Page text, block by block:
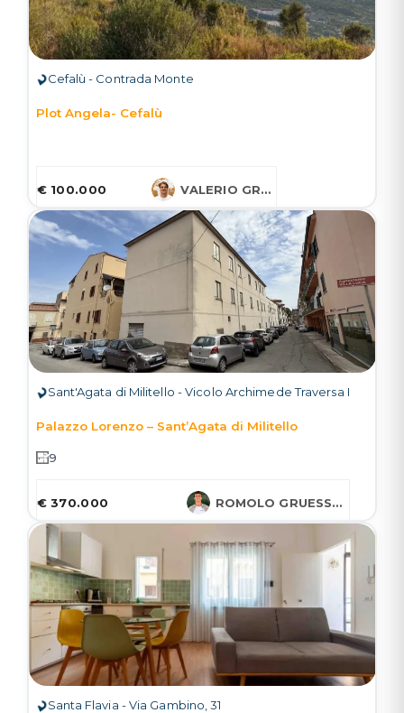
Cefalù - Contrada Monte
Plot Angela- Cefalù
€ 100.000 VALERIO GRUESSNER
Sant'Agata di Militello - Vicolo Archimede Traversa I
Palazzo Lorenzo – Sant’Agata di Militello
9
€ 370.000 ROMOLO GRUESSNER
Santa Flavia - Via Gambino, 31